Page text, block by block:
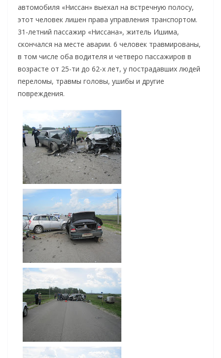
автомобиля «Ниссан» выехал на встречную полосу,
этот человек лишен права управления транспортом.
31-летний пассажир «Ниссана», житель Ишима,
скончался на месте аварии. 6 человек травмированы,
в том числе оба водителя и четверо пассажиров в
возрасте от 25-ти до 62-х лет, у пострадавших людей
переломы, травмы головы, ушибы и другие
повреждения.